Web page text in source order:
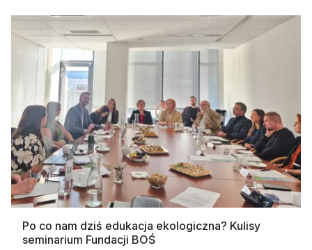
Po co nam dziś edukacja ekologiczna? Kulisy
seminarium Fundacji BOŚ